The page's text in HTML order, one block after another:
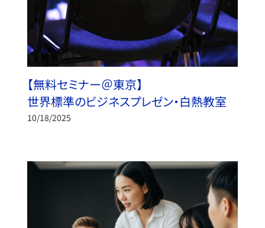
【無料セミナー＠東京】
世界標準のビジネスプレゼン・白熱教室
10/18/2025